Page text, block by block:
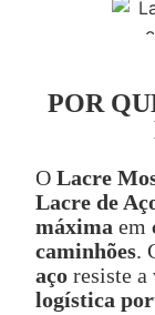
POR
O Lacre
Lacre de
máxima em
caminhões.
aço resiste a
logística